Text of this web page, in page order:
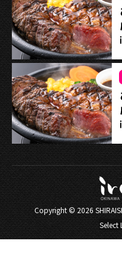
Copyright ©2026
Select